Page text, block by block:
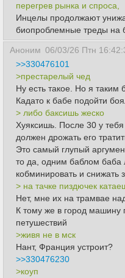
перегрев рынка и спроса,
Инцелы продолжают
биопроблемные треды на
Аноним 06/03/26 Птн
>>330476101
>престарелый чед
Ну есть такое. Но я таким
Кадато к бабе подойти
> либо баксишь жеско
Хуяксишь. После 30 у
должен дрожать его
Это самый глупый
то да, одним баблом баба
кобминировать и снижать
> на тачке пиздючек
Нет, мне их на трамвае
К тому же в город машину
петушествий
>живя не в мск
Нант, Франция устроит?
>>330476230
>коуп